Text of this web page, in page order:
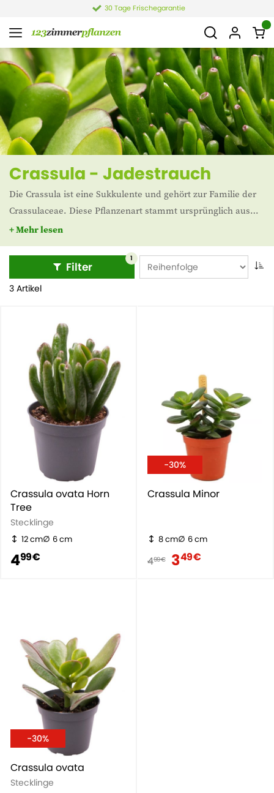
30 Tage Frischegarantie
Crassula - Jadestrauch
Die Crassula ist eine Sukkulente und gehört zur Familie der
Crassulaceae. Diese Pflanzenart stammt ursprünglich aus
Südafrika und wächst dort in sonnigen, trockenen Gebieten.
Die Crassula verdankt ihre Beliebtheit der Tatsache, dass sie
leicht zu pflegen ist. In den Niederlanden ist die Crassula
auch als Jadepflanze oder Geldbaum bekannt.
+ Mehr lesen
Filter
1
3 Artikel
Crassula ovata Horn
Tree
Stecklinge
12 cm 6 cm
499 €
-30%
Crassula Minor
8 cm 6 cm
499 € 349 €
-30%
Crassula ovata
Stecklinge